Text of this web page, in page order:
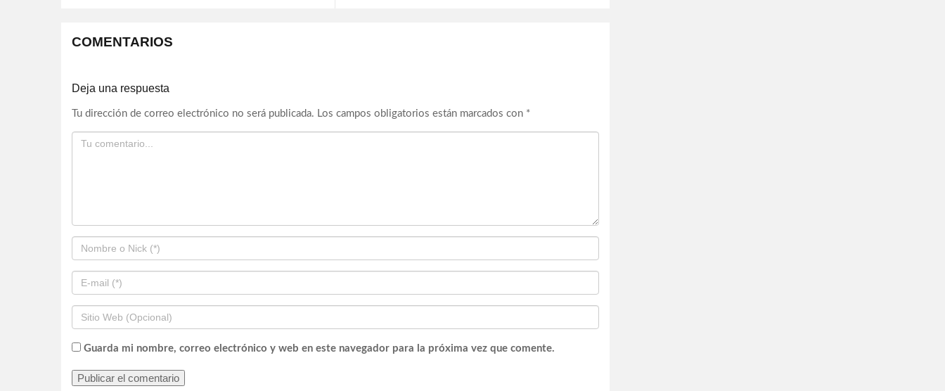
COMENTARIOS
Deja una respuesta
Tu dirección de correo electrónico no será publicada. Los campos obligatorios están marcados con *
Guarda mi nombre, correo electrónico y web en este navegador para la próxima vez que comente.